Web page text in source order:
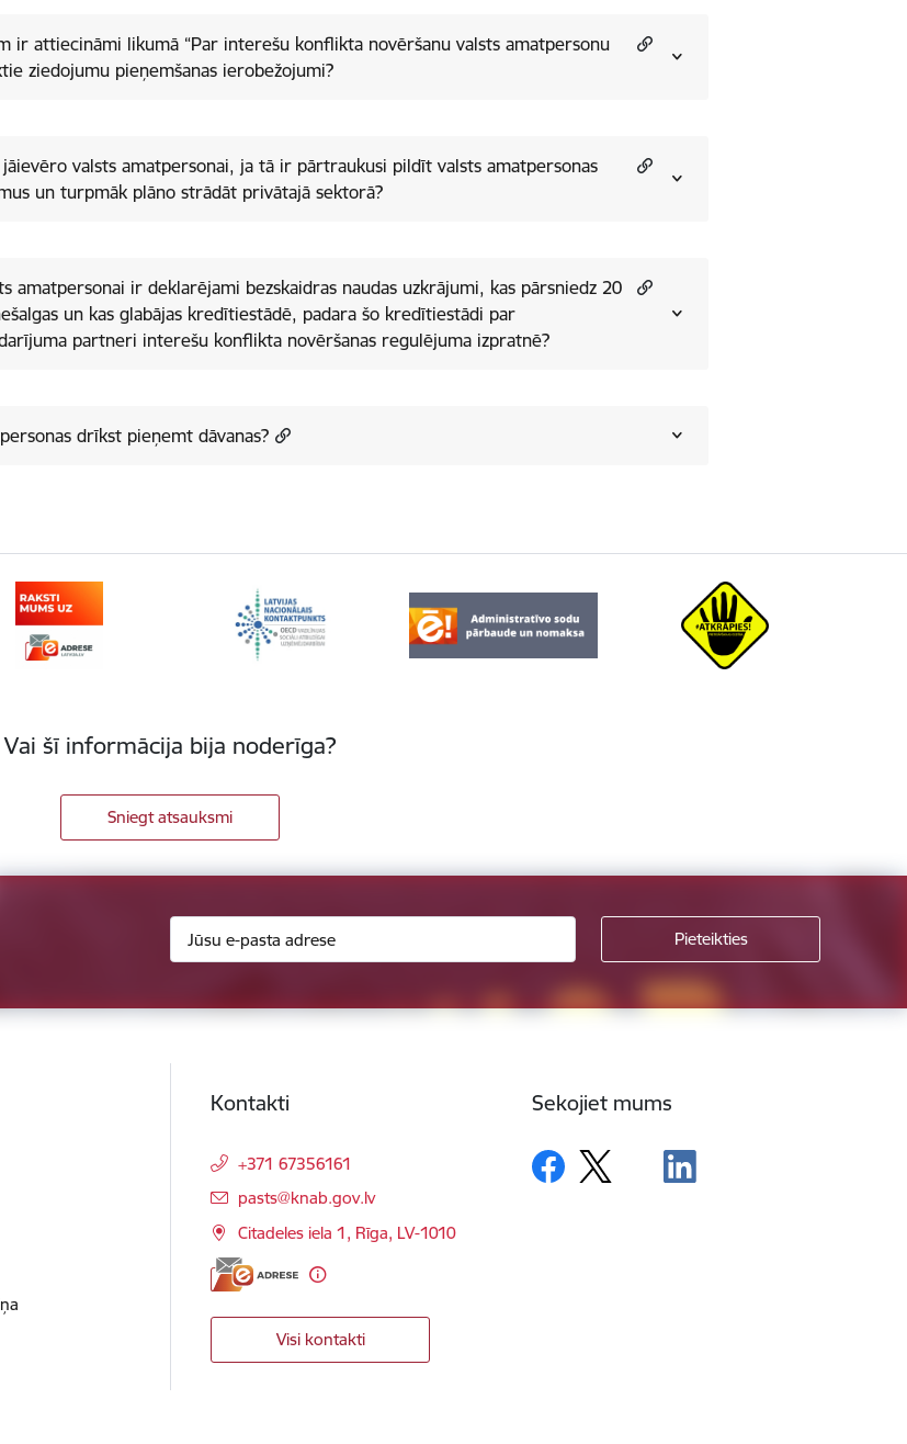
ir attiecināmi likumā “Par interešu konflikta novēršanu valsts amatpersonu
ziedojumu pieņemšanas ierobežojumi?
jāievēro valsts amatpersonai, ja tā ir pārtraukusi pildīt valsts amatpersonas
un turpmāk plāno strādāt privātajā sektorā?
amatpersonai ir deklarējami bezskaidras naudas uzkrājumi, kas pārsniedz 20
un kas glabājas kredītiestādē, padara šo kredītiestādi par
partneri interešu konflikta novēršanas regulējuma izpratnē?
drīkst pieņemt dāvanas?
Vai šī informācija bija noderīga?
Sniegt atsauksmi
Kontakti
+371 67356161
E-pasts:
pasts@knab.gov.lv
Citadeles iela 1, Rīga, LV-1010
Visi kontakti
Sekojiet mums